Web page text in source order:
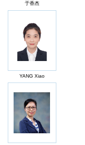
于香杰
YANG Xiao